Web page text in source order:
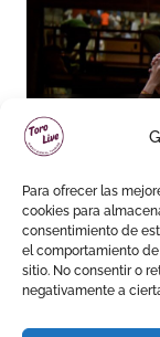
Para ofrecer las
cookies para
consentimiento de
el comportamiento
sitio. No consentir o
negativamente a
Daniel
en
y una